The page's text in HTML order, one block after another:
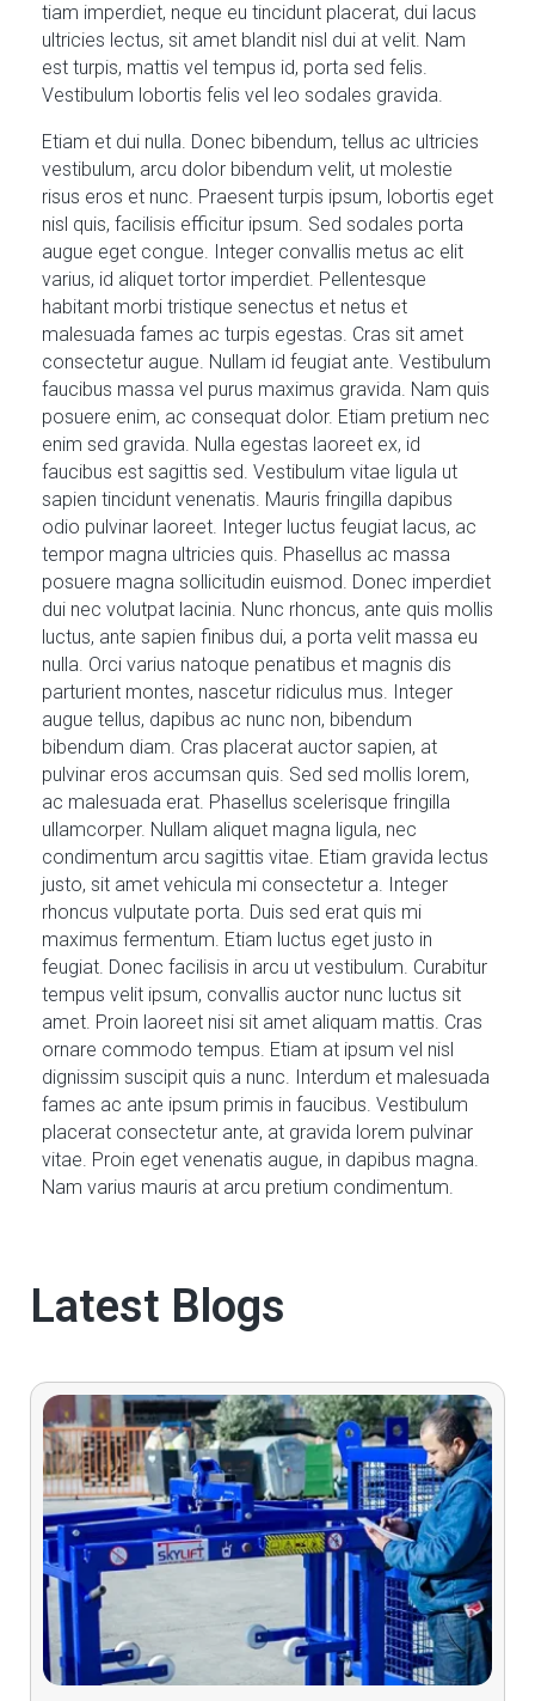
tiam imperdiet, neque eu tincidunt placerat, dui lacus
ultricies lectus, sit amet blandit nisl dui at velit. Nam
est turpis, mattis vel tempus id, porta sed felis.
Vestibulum lobortis felis vel leo sodales gravida.
Etiam et dui nulla. Donec bibendum, tellus ac ultricies
vestibulum, arcu dolor bibendum velit, ut molestie
risus eros et nunc. Praesent turpis ipsum, lobortis eget
nisl quis, facilisis efficitur ipsum. Sed sodales porta
augue eget congue. Integer convallis metus ac elit
varius, id aliquet tortor imperdiet. Pellentesque
habitant morbi tristique senectus et netus et
malesuada fames ac turpis egestas. Cras sit amet
consectetur augue. Nullam id feugiat ante. Vestibulum
faucibus massa vel purus maximus gravida. Nam quis
posuere enim, ac consequat dolor. Etiam pretium nec
enim sed gravida. Nulla egestas laoreet ex, id
faucibus est sagittis sed. Vestibulum vitae ligula ut
sapien tincidunt venenatis. Mauris fringilla dapibus
odio pulvinar laoreet. Integer luctus feugiat lacus, ac
tempor magna ultricies quis. Phasellus ac massa
posuere magna sollicitudin euismod. Donec imperdiet
dui nec volutpat lacinia. Nunc rhoncus, ante quis mollis
luctus, ante sapien finibus dui, a porta velit massa eu
nulla. Orci varius natoque penatibus et magnis dis
parturient montes, nascetur ridiculus mus. Integer
augue tellus, dapibus ac nunc non, bibendum
bibendum diam. Cras placerat auctor sapien, at
pulvinar eros accumsan quis. Sed sed mollis lorem,
ac malesuada erat. Phasellus scelerisque fringilla
ullamcorper. Nullam aliquet magna ligula, nec
condimentum arcu sagittis vitae. Etiam gravida lectus
justo, sit amet vehicula mi consectetur a. Integer
rhoncus vulputate porta. Duis sed erat quis mi
maximus fermentum. Etiam luctus eget justo in
feugiat. Donec facilisis in arcu ut vestibulum. Curabitur
tempus velit ipsum, convallis auctor nunc luctus sit
amet. Proin laoreet nisi sit amet aliquam mattis. Cras
ornare commodo tempus. Etiam at ipsum vel nisl
dignissim suscipit quis a nunc. Interdum et malesuada
fames ac ante ipsum primis in faucibus. Vestibulum
placerat consectetur ante, at gravida lorem pulvinar
vitae. Proin eget venenatis augue, in dapibus magna.
Nam varius mauris at arcu pretium condimentum.
Latest Blogs